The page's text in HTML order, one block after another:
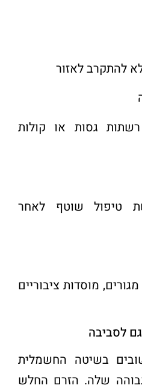
להתקרב לאזור
גסות או קולות
טיפול שוטף לאחר
מוסדות ציבוריים
לסביבה
בשיטה החשמלית
שלה. הזרם החלש